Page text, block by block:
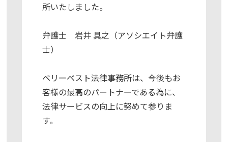
所いたしました。
弁護士 岩井 具之（アソシエイト弁護
士）
ベリーベスト法律事務所は、今後もお
客様の最高のパートナーである為に、
法律サービスの向上に努めて参りま
す。